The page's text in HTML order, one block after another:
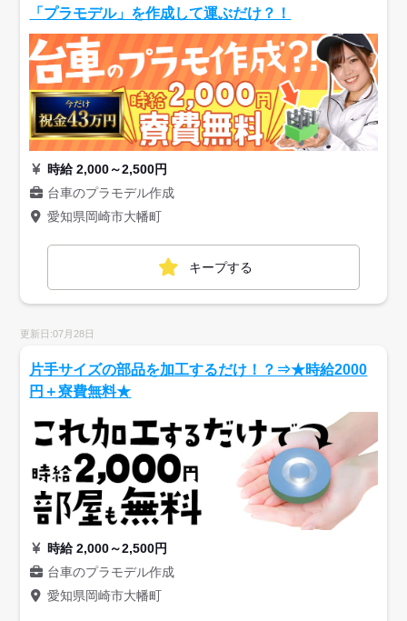
「プラモデル」を作成して運ぶだけ？！
時給 2,000～2,500円
台車のプラモデル作成
愛知県岡崎市大幡町
キープする
更新日:07月28日
片手サイズの部品を加工するだけ！？⇒★時給2000
円＋寮費無料★
時給 2,000～2,500円
台車のプラモデル作成
愛知県岡崎市大幡町